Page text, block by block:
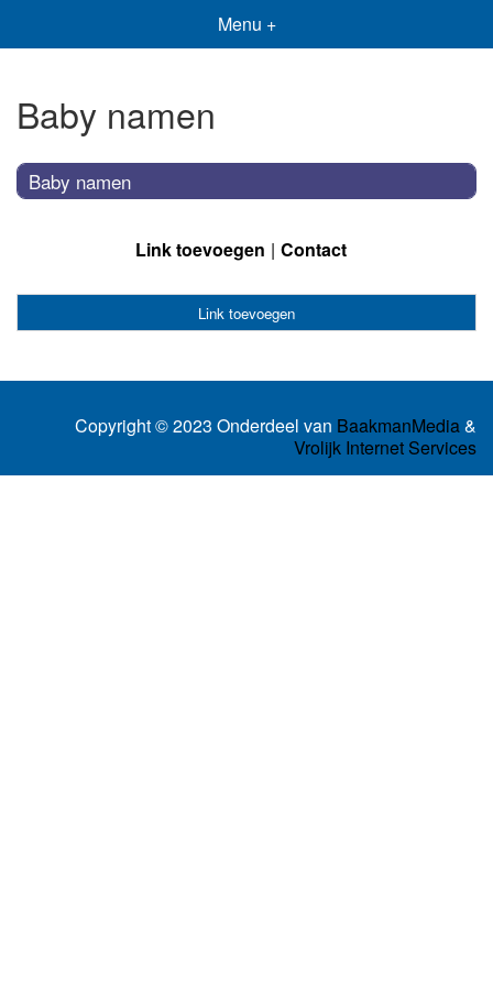
Menu +
Baby namen
Baby namen
Link toevoegen Contact
Link toevoegen
Copyright © 2023 Onderdeel van BaakmanMedia&
Vrolijk Internet Services